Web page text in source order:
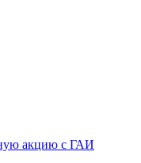
акцию с ГАИ